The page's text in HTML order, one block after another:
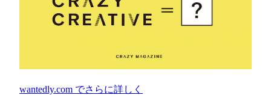
wantedly.com でさらに詳しく